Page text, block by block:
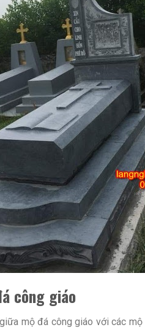
công giáo
mộ đá công giáo với các